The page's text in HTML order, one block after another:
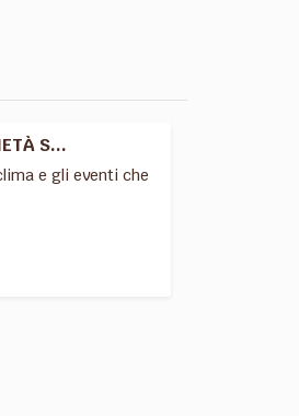
S...
e gli eventi che